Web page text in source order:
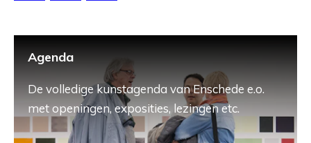
Agenda
De volledige kunstagenda van Enschede e.o.
met openingen, exposities, lezingen etc.